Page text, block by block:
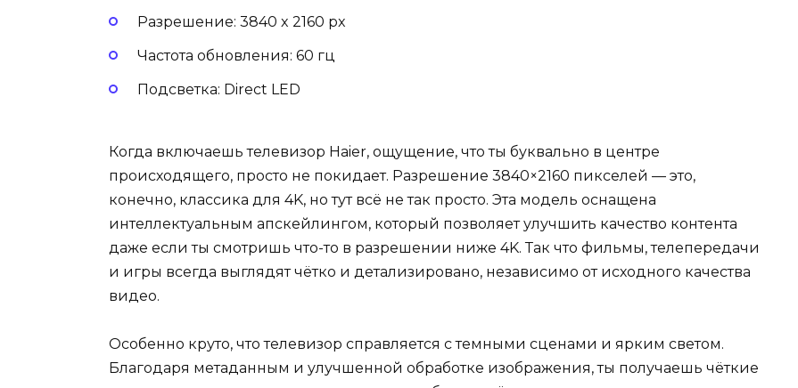
Разрешение: 3840 x 2160 px
Частота обновления: 60 гц
Подсветка: Direct LED
Когда включаешь телевизор Haier, ощущение, что ты буквально в центре
происходящего, просто не покидает. Разрешение 3840×2160 пикселей — это,
конечно, классика для 4K, но тут всё не так просто. Эта модель оснащена
интеллектуальным апскейлингом, который позволяет улучшить качество контента
даже если ты смотришь что-то в разрешении ниже 4K. Так что фильмы, телепередачи
и игры всегда выглядят чётко и детализировано, независимо от исходного качества
видео.
Особенно круто, что телевизор справляется с темными сценами и ярким светом.
Благодаря метаданным и улучшенной обработке изображения, ты получаешь чёткие